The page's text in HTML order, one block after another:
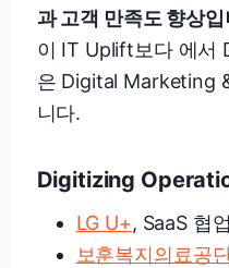
과 고객 만족도 향상
이 IT Uplift보다 에서
은 Digital Marketing
니다.
Digitizing
LG U+, SaaS 협
보훈복지의료공